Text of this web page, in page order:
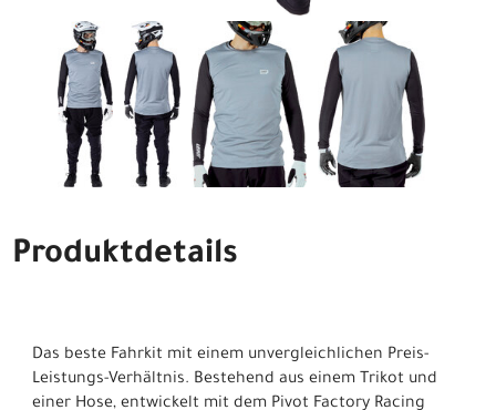
Produktdetails
Das beste Fahrkit mit einem unvergleichlichen Preis-
Leistungs-Verhältnis. Bestehend aus einem Trikot und
einer Hose, entwickelt mit dem Pivot Factory Racing